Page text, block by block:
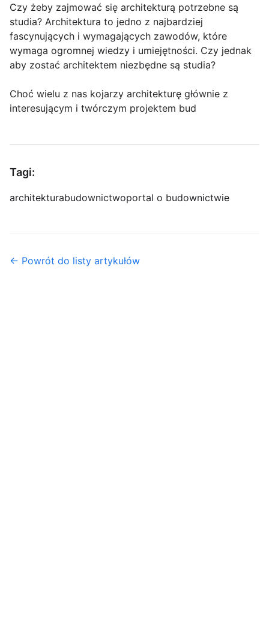
Czy żeby zajmować się architekturą potrzebne są
studia? Architektura to jedno z najbardziej
fascynujących i wymagających zawodów, które
wymaga ogromnej wiedzy i umiejętności. Czy jednak
aby zostać architektem niezbędne są studia?
Choć wielu z nas kojarzy architekturę głównie z
interesującym i twórczym projektem bud
Tagi:
architekturabudownictwoportal o budownictwie
← Powrót do listy artykułów